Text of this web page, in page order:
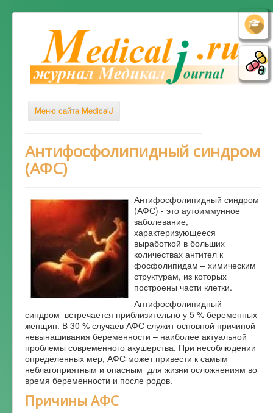
Меню сайта MedicalJ
Весь Медикал
Симптомы
Диагностика
Лечение
Советы врача
Альтернативная медицина
Форум
Антифосфолипидный синдром
(АФС)
Антифосфолипидный синдром
(АФС) - это аутоиммунное
заболевание,
характеризующееся
выработкой в больших
количествах антител к
фосфолипидам – химическим
структурам, из которых
построены части клетки.
Антифосфолипидный
синдром встречается приблизительно у 5 % беременных
женщин. В 30 % случаев АФС служит основной причиной
невынашивания беременности – наиболее актуальной
проблемы современного акушерства. При несоблюдении
определенных мер, АФС может привести к самым
неблагоприятным и опасным для жизни осложнениям во
время беременности и после родов.
Причины АФС